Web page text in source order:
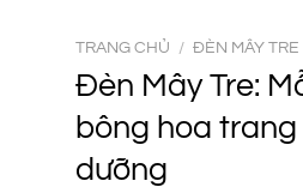
TRANG CHỦ / ĐÈN MÂY TRE
Đèn Mây Tre:
bông hoa
dưỡng